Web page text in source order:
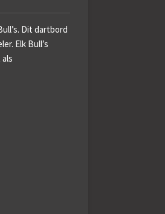
Dit dartbord
Elk Bull’s